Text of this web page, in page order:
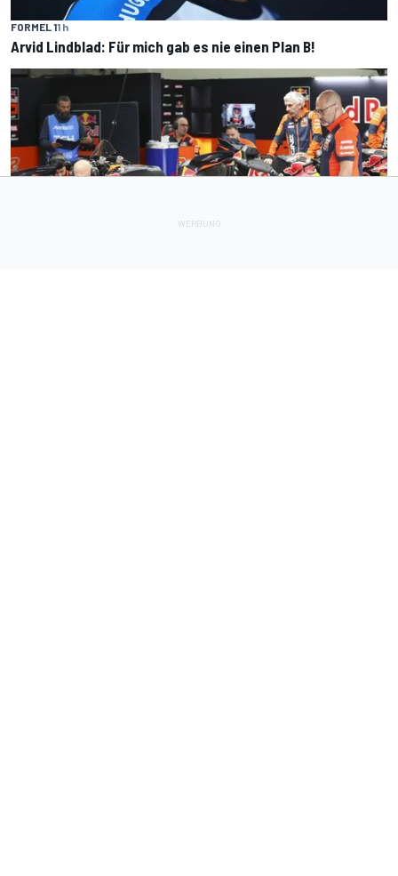
FORMEL 11 h
Arvid Lindblad: Für mich gab es nie einen Plan B!